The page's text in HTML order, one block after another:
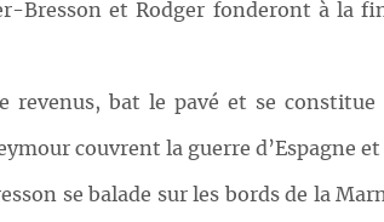
Bresson et Rodger fonderont à la
revenus, bat le pavé et se
couvrent la guerre d’Espagne
se balade sur les bords de la